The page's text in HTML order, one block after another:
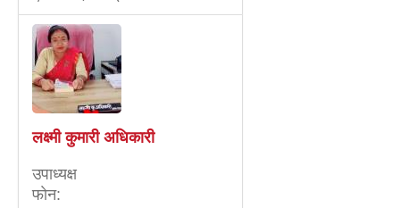
लक्ष्मी कुमारी अधिकारी
उपाध्यक्ष
फाेन: